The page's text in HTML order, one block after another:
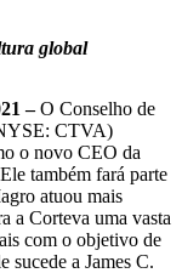
global
–O Conselho de
CTVA)
o novo CEO da
também fará parte
atuou mais
a Corteva uma vasta
com o objetivo de
sucede a James C.